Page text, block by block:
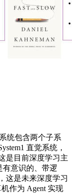
统包含两个子系
直觉系统，
是目前深度学习主
有意识的、带逻
这是未来深度学习
作为 Agent 实现